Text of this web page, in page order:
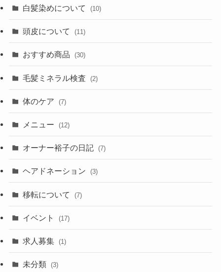
白髪染めについて (10)
頭皮について (11)
おすすめ商品 (30)
毛髪ミネラル検査 (2)
体のケア (7)
メニュー (12)
オーナー裕子の日記 (7)
ヘアドネーション (3)
移転について (7)
イベント (17)
求人募集 (1)
未分類 (3)